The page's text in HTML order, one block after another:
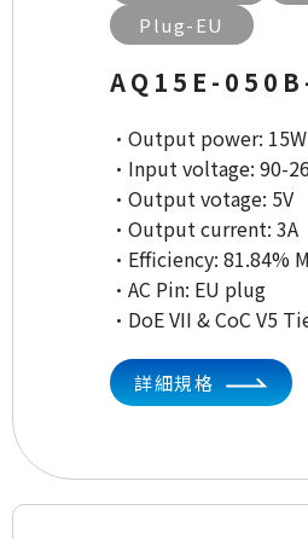
Plug-EU
AQ15E-
·Output power: 15W
·Input voltage: 90-
·Output votage: 5V
·Output current: 3A
·Efficiency: 81.84%
·AC Pin: EU plug
·DoE VII & CoC V5
詳細規格